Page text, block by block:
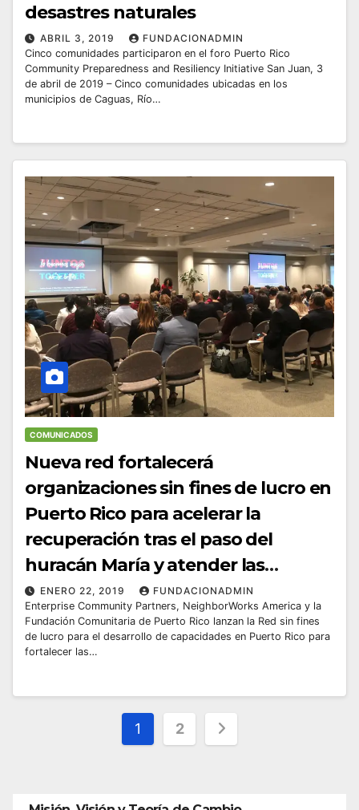
desastres naturales
ABRIL 3, 2019
FUNDACIONADMIN
Cinco comunidades participaron en el foro Puerto Rico
Community Preparedness and Resiliency Initiative San Juan, 3
de abril de 2019 – Cinco comunidades ubicadas en los
municipios de Caguas, Río…
COMUNICADOS
Nueva red fortalecerá
organizaciones sin fines de lucro en
Puerto Rico para acelerar la
recuperación tras el paso del
huracán María y atender las
necesidades comunitarias con
mayor eficacia
ENERO 22, 2019
FUNDACIONADMIN
Enterprise Community Partners, NeighborWorks America y la
Fundación Comunitaria de Puerto Rico lanzan la Red sin fines
de lucro para el desarrollo de capacidades en Puerto Rico para
fortalecer las…
Posts
pagination
1 2